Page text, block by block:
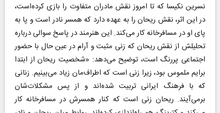
نسرین نکیسا که تا امروز نقش مادران متفاوت را بازی کرده‌است،
در این اثر، نقش ریحان را به عهده دارد که همسر نادر است و پا به
پای او در مسافرخانه کار می‌کند. این هنرمند در پاسخ سوالی درباره
تحلیلش از نقش ریحان که زنی مثبت و آرام در عین حال با حضور
اجتماعی پررنگ است، توضیح می‌دهد: «شخصیت ریحان از ابتدا
برایم ملموس بود، زیرا زنی است که اطراف‌مان زیاد می‌بینیم. زنانی
که با فرهنگ ایرانی تربیت شده‌اند و از پس مشکلات‌شان
برمی‌آیند. ریحان زنی است که کنار همسرش در مسافرخانه کار